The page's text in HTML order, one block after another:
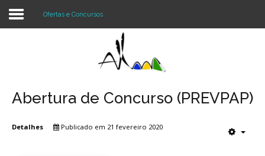
Register
Agrupamento
Ofertas e Concursos
Abertura de Concurso (PREVPAP)
Detalhes Publicado em 21 fevereiro 2020